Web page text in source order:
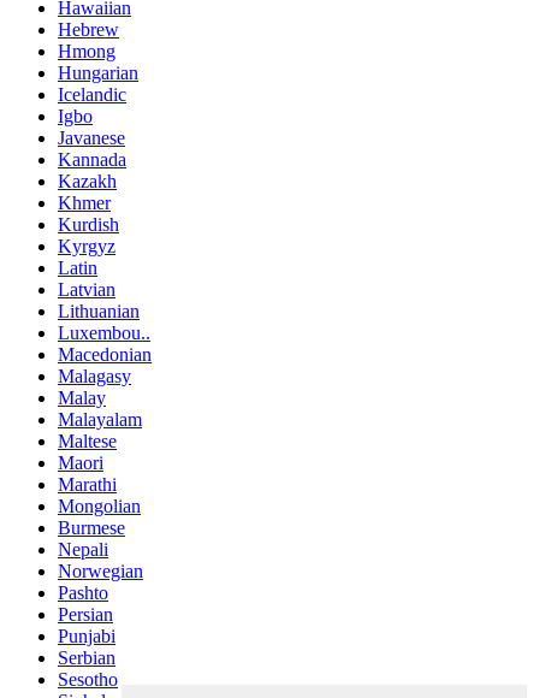
Hawaiian
Hebrew
Hmong
Hungarian
Icelandic
Igbo
Javanese
Kannada
Kazakh
Khmer
Kurdish
Kyrgyz
Latin
Latvian
Lithuanian
Luxembou..
Macedonian
Malagasy
Malay
Malayalam
Maltese
Maori
Marathi
Mongolian
Burmese
Nepali
Norwegian
Pashto
Persian
Punjabi
Serbian
Sesotho